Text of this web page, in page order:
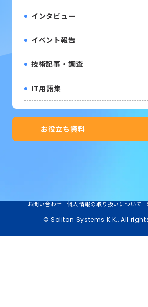
インタビュー
イベント報告
技術記事・調査
IT用語集
お役立ち資料
© Soliton Systems K.K., All
お問い合わせ 個人情報の取り扱いについて